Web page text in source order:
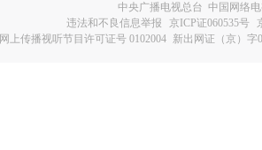
中央广播电视总台 中国网络
违法和不良信息举报
京ICP证060535号
网上传播视听节目许可证号 0102004 新出网证（京）